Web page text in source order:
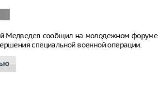
Медведев сообщил на молодежном форуме
специальной военной операции.